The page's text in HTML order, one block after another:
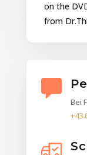
on the
from
Bei
+43